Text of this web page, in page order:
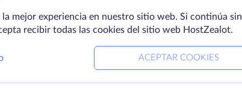
mejor experiencia en nuestro sitio web. Si continúa sin
recibir todas las cookies del sitio web HostZealot.
ACEPTAR COOKIES